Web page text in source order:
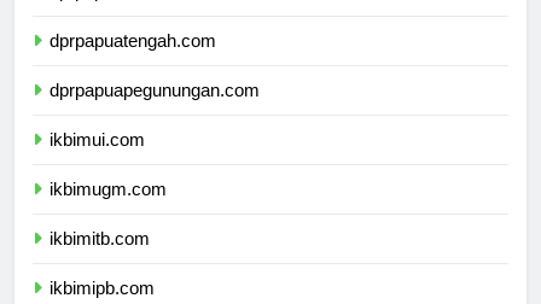
dprpapuatengah.com
dprpapuapegunungan.com
ikbimui.com
ikbimugm.com
ikbimitb.com
ikbimipb.com